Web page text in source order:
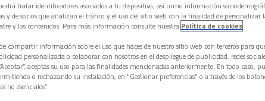
tratar identificadores asociados a tu dispositivo, así como información
y de socios que analizan el tráfico y el uso del sitio web con la finalidad de personalizar
y los contenidos. Para más información consulte nuestra Política de cookies
compartir información sobre el uso que haces de nuestro sitio web con terceros para
personalizada o colaborar con nosotros en el despliegue de publicidad, redes
aceptas su uso para las finalidades mencionadas anteriormente. En todo caso,
o rechazando su instalación, en "Gestionar preferencias" o a través de los
no esenciales”.